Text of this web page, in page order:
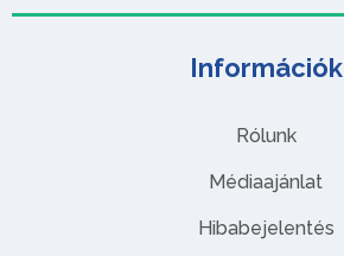
Információk
Rólunk
Médiaajánlat
Hibabejelentés